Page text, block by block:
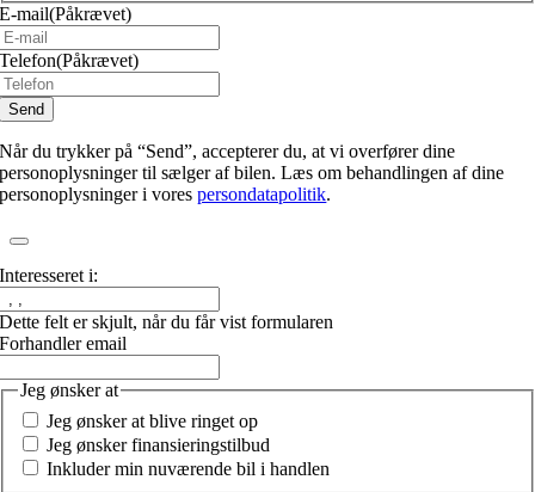
E-mail(Påkrævet)
Telefon(Påkrævet)
Når du trykker på “Send”, accepterer du, at vi overfører dine
personoplysninger til sælger af bilen. Læs om behandlingen af dine
personoplysninger i vorespersondatapolitik.
Interesseret i:
Dette felt er skjult, når du får vist formularen
Forhandler email
Jeg ønsker at
Jeg ønsker at blive ringet op
Jeg ønsker finansieringstilbud
Inkluder min nuværende bil i handlen